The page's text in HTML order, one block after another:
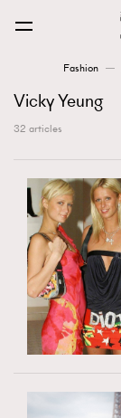
Fashion
Vicky Yeung
32 articles